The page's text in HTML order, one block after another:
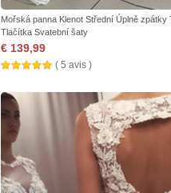
Mořská panna Klenot Střední Úplně zpátky
Tlačítka Svatební šaty
€ 139,99
( 5 avis )